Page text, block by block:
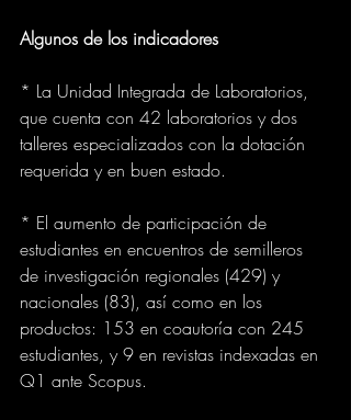
Algunos de los indicadores
* La Unidad Integrada de Laboratorios,
que cuenta con 42 laboratorios y dos
talleres especializados con la dotación
requerida y en buen estado.
* El aumento de participación de
estudiantes en encuentros de semilleros
de investigación regionales (429) y
nacionales (83), así como en los
productos: 153 en coautoría con 245
estudiantes, y 9 en revistas indexadas en
Q1 ante Scopus.